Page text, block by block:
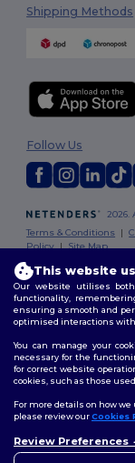
Shipping Methods
2026.
Terms & Conditions |
Policy|Site Map
Follow Us
This website
Our website utilises
functionality,
ensuring a smooth and
optimised interactions with
You can manage your
necessary for the
for correct website
cookies, such as those
For more details on how
please review ourCookies
Review Preferences